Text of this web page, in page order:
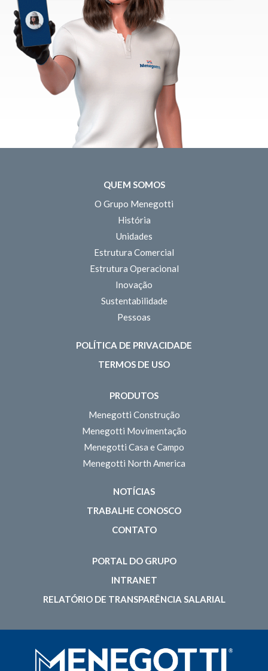
QUEM SOMOS
O Grupo Menegotti
História
Unidades
Estrutura Comercial
Estrutura Operacional
Inovação
Sustentabilidade
Pessoas
POLÍTICA DE PRIVACIDADE
TERMOS DE USO
PRODUTOS
Menegotti Construção
Menegotti Movimentação
Menegotti Casa e Campo
Menegotti North America
NOTÍCIAS
TRABALHE CONOSCO
CONTATO
PORTAL DO GRUPO
INTRANET
RELATÓRIO DE TRANSPARÊNCIA SALARIAL